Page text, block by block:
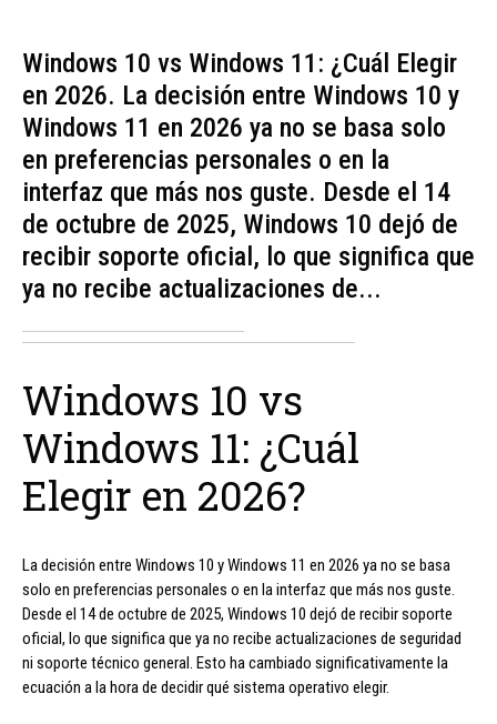
Windows 10 vs Windows 11: ¿Cuál Elegir
en 2026. La decisión entre Windows 10 y
Windows 11 en 2026 ya no se basa solo
en preferencias personales o en la
interfaz que más nos guste. Desde el 14
de octubre de 2025, Windows 10 dejó de
recibir soporte oficial, lo que significa que
ya no recibe actualizaciones de...
Windows 10 vs
Windows 11: ¿Cuál
Elegir en 2026?
La decisión entre Windows 10 y Windows 11 en 2026 ya no se basa
solo en preferencias personales o en la interfaz que más nos guste.
Desde el 14 de octubre de 2025, Windows 10 dejó de recibir soporte
oficial, lo que significa que ya no recibe actualizaciones de seguridad
ni soporte técnico general. Esto ha cambiado significativamente la
ecuación a la hora de decidir qué sistema operativo elegir.